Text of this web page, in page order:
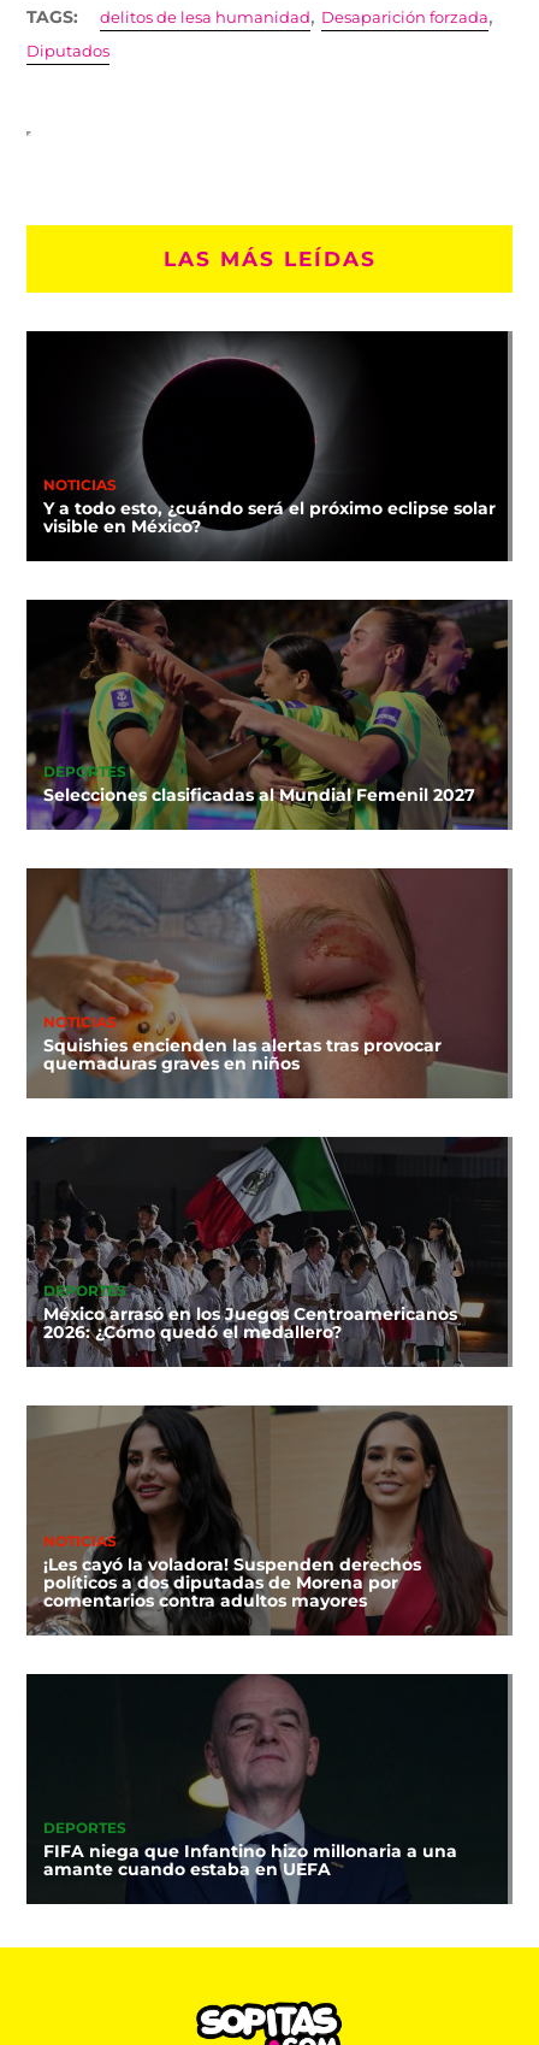
TAGS: delitos de lesa humanidad, Desaparición forzada,
Diputados
LAS MÁS LEÍDAS
NOTICIAS
Y a todo esto, ¿cuándo será el próximo eclipse solar
visible en México?
DEPORTES
Selecciones clasificadas al Mundial Femenil 2027
NOTICIAS
Squishies encienden las alertas tras provocar
quemaduras graves en niños
DEPORTES
México arrasó en los Juegos Centroamericanos
2026: ¿Cómo quedó el medallero?
NOTICIAS
¡Les cayó la voladora! Suspenden derechos
políticos a dos diputadas de Morena por
comentarios contra adultos mayores
DEPORTES
FIFA niega que Infantino hizo millonaria a una
amante cuando estaba en UEFA